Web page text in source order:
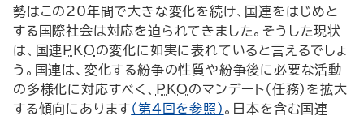
勢はこの20年間で大きな変化を続け、国連をはじめと
する国際社会は対応を迫られてきました。そうした現状
は、国連 PKOの変化に如実に表れていると言えるでしょ
う。国連は、変化する紛争の性質や紛争後に必要な活動
の多様化に対応すべく、
PKOのマンデート（任務）を拡大
する傾向にあります（第4回を参照） 。日本を含む国連